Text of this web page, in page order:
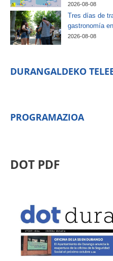
2026-08-08
Tres días de
gastronomía
2026-08-08
DURANGALDEKO
PROGRAMAZIOA
DOT PDF